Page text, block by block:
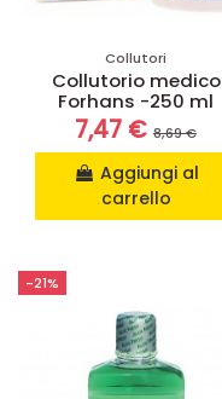
Collutori
Collutorio medico
Forhans -250 ml
7,47 € 8,69 €
Aggiungi al
carrello
-21%